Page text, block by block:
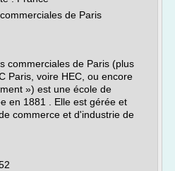
de Paris
commerciales de Paris (plus
Paris, voire HEC, ou encore
») est une école de
en 1881 . Elle est gérée et
commerce et d'industrie de